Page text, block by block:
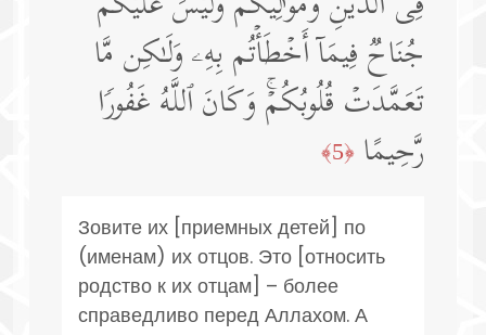
جُنَاحࣱ فِیمَاۤ أَخۡطَأۡتُم بِهِۦ وَلَـٰكِن مَّا
تَعَمَّدَتۡ قُلُوبُكُمۡۚ وَكَانَ ٱللَّهُ غَفُورࣰا
رَّحِیمًا ﴿5﴾
Зовите их [приемных детей] по
(именам) их отцов. Это [относить
родство к их отцам] – более
справедливо перед Аллахом. А